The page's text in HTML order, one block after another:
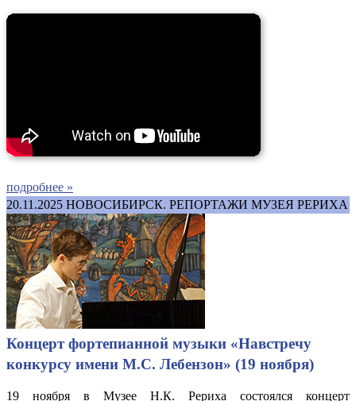
подробнее »
20.11.2025 НОВОСИБИРСК. РЕПОРТАЖИ МУЗЕЯ РЕРИХА
Концерт фортепианной музыки «Навстречу
конкурсу имени М.С. Лебензон» (19 ноября)
19 ноября в Музее Н.К. Рериха состоялся концерт